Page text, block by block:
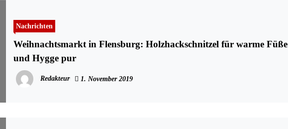
Nachrichten
Weihnachtsmarkt in Flensburg: Holzhackschnitzel für warme Füße
und Hygge pur
Redakteur 1. November 2019